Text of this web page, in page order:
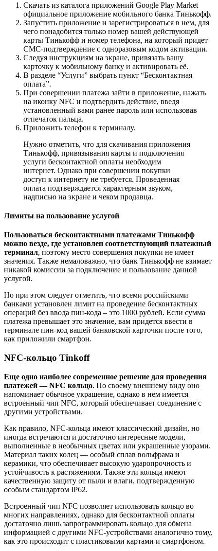
Скачать из каталога приложений Google Play Market
официальное приложение мобильного банка Тинькофф.
Запустить приложение и зарегистрироваться в нем, для
чего понадобится только номер вашей действующей
карты Тинькофф и номер телефона, на который придет
СМС-подтверждение с одноразовым кодом активации.
Следуя инструкциям на экране, привязать вашу
карточку к мобильному банку и активировать её.
В разделе “Услуги” выбрать пункт “Бесконтактная
оплата”.
При совершении платежа зайти в приложение, нажать
на иконку NFС и подтвердить действие, введя
установленный вами ранее пароль или использовав
отпечаток пальца.
Приложить телефон к терминалу.
Нужно отметить, что для скачивания приложения
Тинькофф, привязывания карты и подключения
услуги бесконтактной оплаты необходим
интернет. Однако при совершении покупки
доступ к интернету не требуется. Проведенная
оплата подтверждается характерным звуком,
надписью на экране и чеком продавца.
Лимиты на пользование услугой
Пользоваться бесконтактными платежами Тинькофф
можно везде, где установлен соответствующий платежный
терминал, поэтому место совершения покупки не имеет
значения. Также немаловажно, что банк Тинькофф не взимает
никакой комиссии за подключение и пользование данной
услугой.
Но при этом следует отметить, что всеми российскими
банками установлен лимит на проведение бесконтактных
операций без ввода пин-кода – это 1000 рублей. Если сумма
платежа превышает это значение, вам придется ввести в
терминале пин-код вашей банковской карточки после того,
как приложили смартфон.
NFC-кольцо Tinkoff
Еще одно наиболее современное решение для проведения
платежей — NFC кольцо. По своему внешнему виду оно
напоминает обычное украшение, однако в нем имеется
встроенный чип NFC, который обеспечивает соединение с
другими устройствами.
Как правило, NFC-кольца имеют классический дизайн, но
иногда встречаются и достаточно интересные модели,
выполненные в необычных цветах или украшенные узорами.
Материал таких колец — особый сплав вольфрама и
керамики, что обеспечивает высокую ударопрочность и
устойчивость к растяжениям. Также эти кольца имеют
качественную защиту от пыли и влаги, подтвержденную
особым стандартом IP62.
Встроенный чип NFC позволяет использовать кольцо во
многих направлениях, однако для бесконтактной оплаты
достаточно лишь запрограммировать кольцо для обмена
информацией с другими NFC-устройствами аналогично тому,
как это происходит с пластиковыми картами и смартфоном.